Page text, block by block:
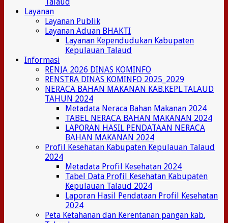
Layanan
Layanan Publik
Layanan Aduan BHAKTI
Layanan Kependudukan Kabupaten
Kepulauan Talaud
Informasi
RENJA 2026 DINAS KOMINFO
RENSTRA DINAS KOMINFO 2025_2029
NERACA BAHAN MAKANAN KAB.KEPL.TALAUD
TAHUN 2024
Metadata Neraca Bahan Makanan 2024
TABEL NERACA BAHAN MAKANAN 2024
LAPORAN HASIL PENDATAAN NERACA
BAHAN MAKANAN 2024
Profil Kesehatan Kabupaten Kepulauan Talaud
2024
Metadata Profil Kesehatan 2024
Tabel Data Profil Kesehatan Kabupaten
Kepulauan Talaud 2024
Laporan Hasil Pendataan Profil Kesehatan
2024
Peta Ketahanan dan Kerentanan pangan kab.